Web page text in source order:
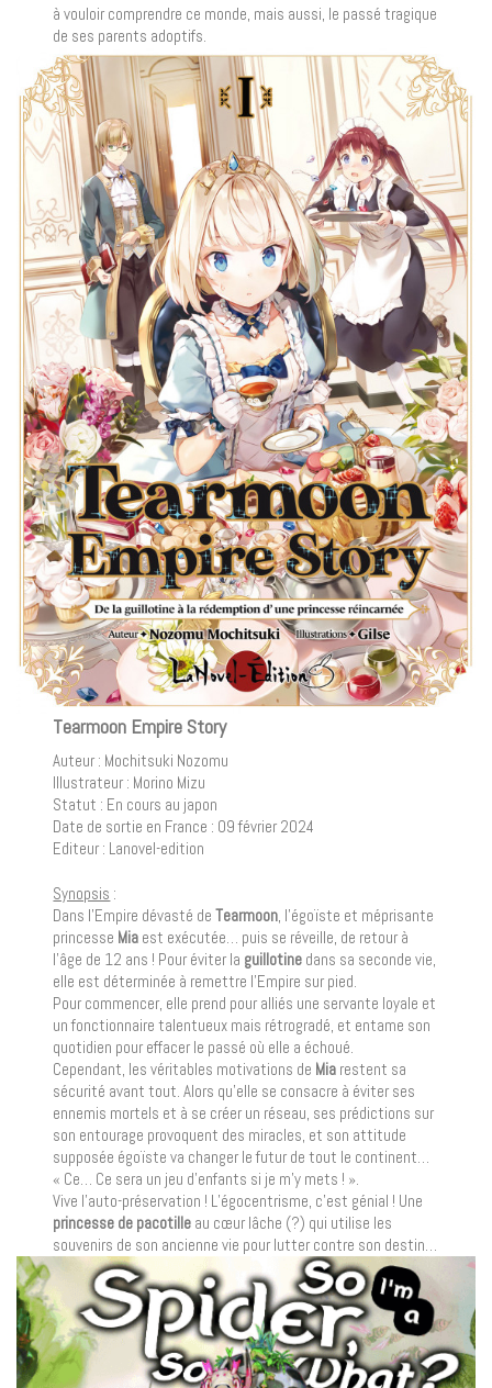
à vouloir comprendre ce monde, mais aussi, le passé tragique
de ses parents adoptifs.
Tearmoon Empire Story
Auteur : Mochitsuki Nozomu
Illustrateur : Morino Mizu
Statut : En cours au japon
Date de sortie en France : 09 février 2024
Editeur : Lanovel-edition
Synopsis :
Dans l’Empire dévasté deTearmoon, l’égoïste et méprisante
princesse Mia est exécutée… puis se réveille, de retour à
l’âge de 12 ans ! Pour éviter la guillotine dans sa seconde vie,
elle est déterminée à remettre l’Empire sur pied.
Pour commencer, elle prend pour alliés une servante loyale et
un fonctionnaire talentueux mais rétrogradé, et entame son
quotidien pour effacer le passé où elle a échoué.
Cependant, les véritables motivations de Mia restent sa
sécurité avant tout. Alors qu’elle se consacre à éviter ses
ennemis mortels et à se créer un réseau, ses prédictions sur
son entourage provoquent des miracles, et son attitude
supposée égoïste va changer le futur de tout le continent…
« Ce… Ce sera un jeu d’enfants si je m’y mets ! ».
Vive l’auto-préservation ! L’égocentrisme, c’est génial ! Une
princesse de pacotille au cœur lâche (?) qui utilise les
souvenirs de son ancienne vie pour lutter contre son destin…